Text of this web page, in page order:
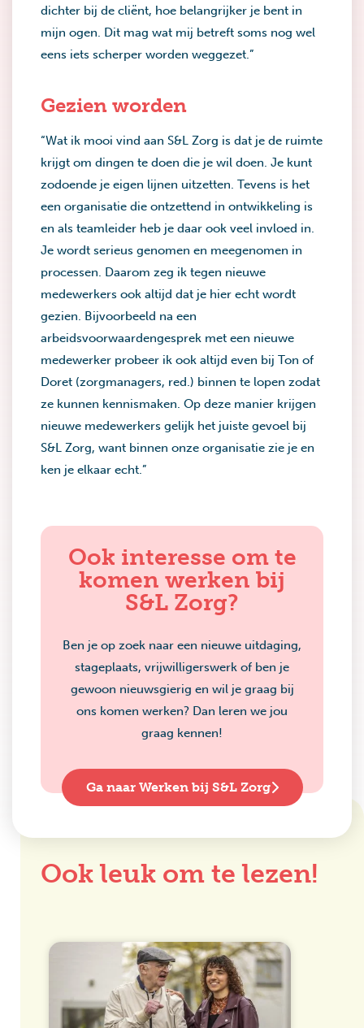
dichter bij de cliënt, hoe belangrijker je bent in
mijn ogen. Dit mag wat mij betreft soms nog wel
eens iets scherper worden weggezet.”
Gezien worden
“Wat ik mooi vind aan S&L Zorg is dat je de ruimte
krijgt om dingen te doen die je wil doen. Je kunt
zodoende je eigen lijnen uitzetten. Tevens is het
een organisatie die ontzettend in ontwikkeling is
en als teamleider heb je daar ook veel invloed in.
Je wordt serieus genomen en meegenomen in
processen. Daarom zeg ik tegen nieuwe
medewerkers ook altijd dat je hier echt wordt
gezien. Bijvoorbeeld na een
arbeidsvoorwaardengesprek met een nieuwe
medewerker probeer ik ook altijd even bij Ton of
Doret (zorgmanagers, red.) binnen te lopen zodat
ze kunnen kennismaken. Op deze manier krijgen
nieuwe medewerkers gelijk het juiste gevoel bij
S&L Zorg, want binnen onze organisatie zie je en
ken je elkaar echt.”
Ook interesse om te
komen werken bij
S&L Zorg?
Ben je op zoek naar een nieuwe uitdaging,
stageplaats, vrijwilligerswerk of ben je
gewoon nieuwsgierig en wil je graag bij
ons komen werken? Dan leren we jou
graag kennen!
Ga naar Werken bij S&L Zorg
Ook leuk om te lezen!